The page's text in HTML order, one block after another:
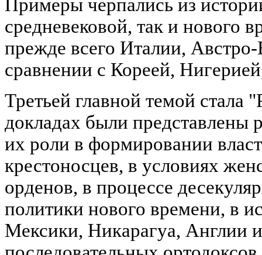
Примеры черпались из
средневековой, так и нового
прежде всего Италии,
сравнении с Кореей,
Третьей главной темой стала
докладах были представлены
их роли в формировании
крестоносцев, в условиях
орденов, в процессе
политики нового времени, в
Мексики, Никарагуа, Англии